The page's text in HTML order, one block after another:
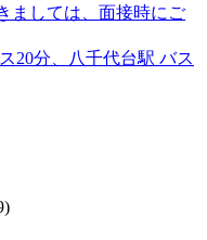
ましては、面接時にご
20分、八千代台駅 バス